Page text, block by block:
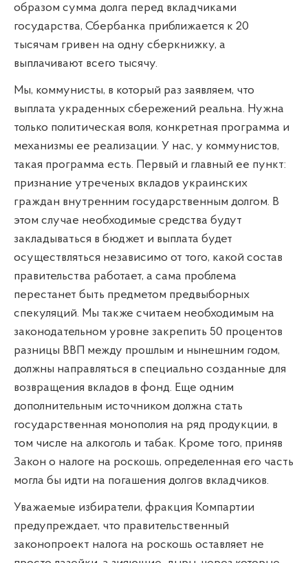
образом сумма долга перед вкладчиками
государства, Сбербанка приближается к 20
тысячам гривен на одну сберкнижку, а
выплачивают всего тысячу.
Мы, коммунисты, в который раз заявляем, что
выплата украденных сбережений реальна. Нужна
только политическая воля, конкретная программа и
механизмы ее реализации. У нас, у коммунистов,
такая программа есть. Первый и главный ее пункт:
признание утреченых вкладов украинских
граждан внутренним государственным долгом. В
этом случае необходимые средства будут
закладываться в бюджет и выплата будет
осуществляться независимо от того, какой состав
правительства работает, а сама проблема
перестанет быть предметом предвыборных
спекуляций. Мы также считаем необходимым на
законодательном уровне закрепить 50 процентов
разницы ВВП между прошлым и нынешним годом,
должны направляться в специально созданные для
возвращения вкладов в фонд. Еще одним
дополнительным источником должна стать
государственная монополия на ряд продукции, в
том числе на алкоголь и табак. Кроме того, приняв
Закон о налоге на роскошь, определенная его часть
могла бы идти на погашения долгов вкладчиков.
Уважаемые избиратели, фракция Компартии
предупреждает, что правительственный
законопроект налога на роскошь оставляет не